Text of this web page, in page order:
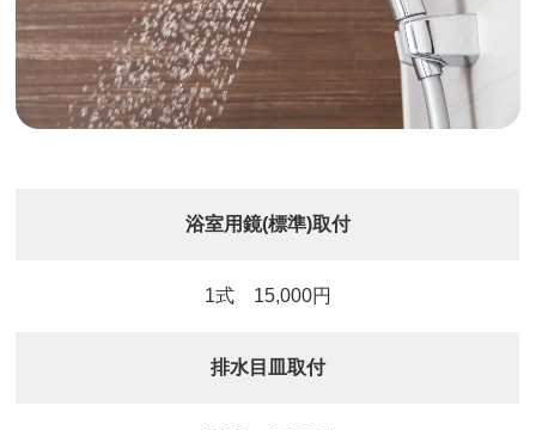
浴室用鏡(標準)取付
1式 15,000円
排水目皿取付